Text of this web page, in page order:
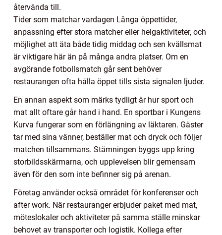
återvända till.
Tider som matchar vardagen Långa öppettider,
anpassning efter stora matcher eller helgaktiviteter, och
möjlighet att äta både tidig middag och sen kvällsmat
är viktigare här än på många andra platser. Om en
avgörande fotbollsmatch går sent behöver
restaurangen ofta hålla öppet tills sista signalen ljuder.
En annan aspekt som märks tydligt är hur sport och
mat allt oftare går hand i hand. En sportbar i Kungens
Kurva fungerar som en förlängning av läktaren. Gäster
tar med sina vänner, beställer mat och dryck och följer
matchen tillsammans. Stämningen byggs upp kring
storbildsskärmarna, och upplevelsen blir gemensam
även för den som inte befinner sig på arenan.
Företag använder också området för konferenser och
after work. När restauranger erbjuder paket med mat,
möteslokaler och aktiviteter på samma ställe minskar
behovet av transporter och logistik. Kollega efter